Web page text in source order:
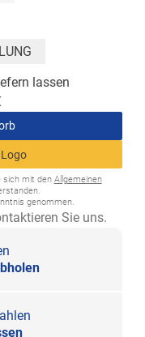
lassen
sich mit den Allgemeinen
genommen.
Sie uns.